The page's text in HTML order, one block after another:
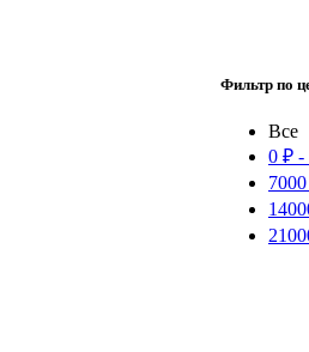
Фильтр по
Все
0 ₽ -
7000